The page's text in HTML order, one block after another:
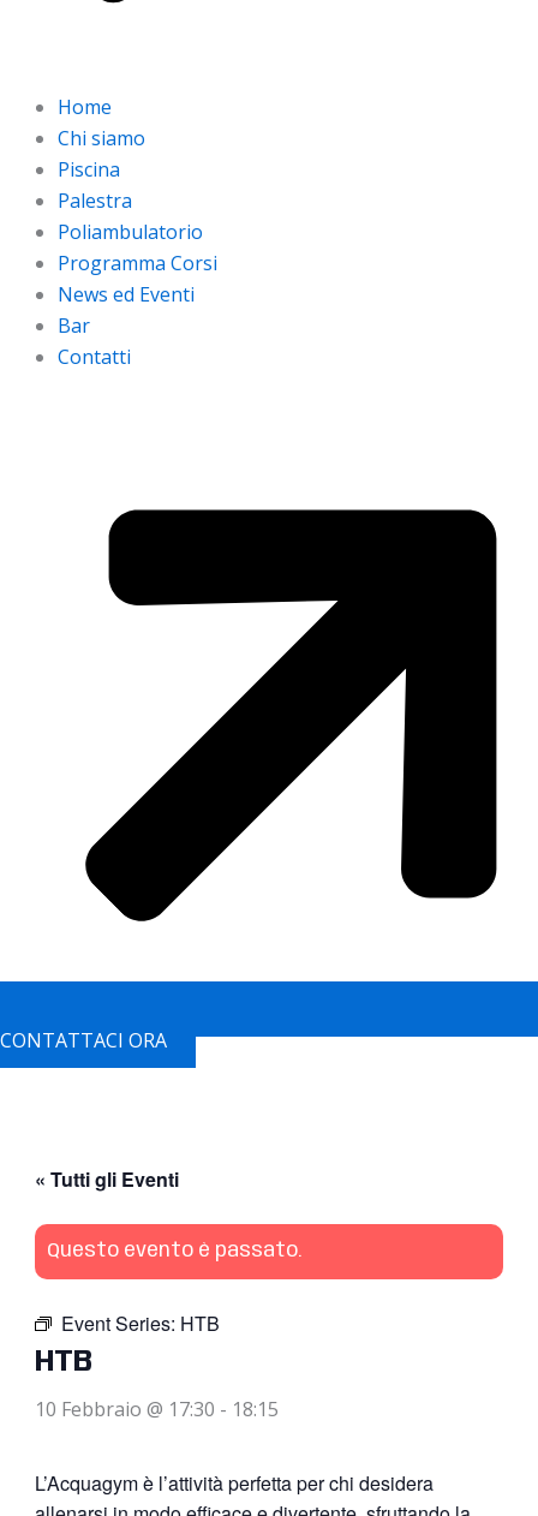
Home
Chi siamo
Piscina
Palestra
Poliambulatorio
Programma Corsi
News ed Eventi
Bar
Contatti
CONTATTACI ORA
« Tutti gli Eventi
Questo evento è passato.
Event Series: HTB
HTB
10 Febbraio @ 17:30 - 18:15
L’Acquagym è l’attività perfetta per chi desidera